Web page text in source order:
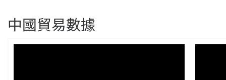
中國貿易數據